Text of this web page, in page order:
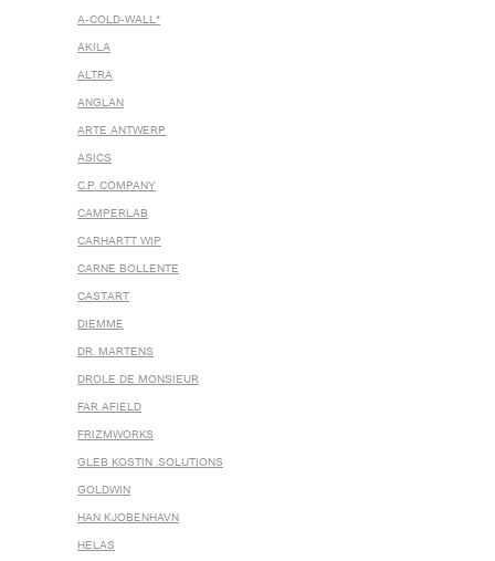
A-COLD-WALL*
AKILA
ALTRA
ANGLAN
ARTE ANTWERP
ASICS
C.P. COMPANY
CAMPERLAB
CARHARTT WIP
CARNE BOLLENTE
CASTART
DIEMME
DR. MARTENS
DROLE DE MONSIEUR
FAR AFIELD
FRIZMWORKS
GLEB KOSTIN .SOLUTIONS
GOLDWIN
HAN KJOBENHAVN
HELAS